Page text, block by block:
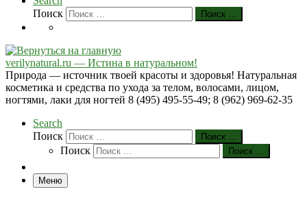
Поиск
Поиск …
verilynatural.ru — Истина в натуральном!
Природа — источник твоей красоты и здоровья! Натуральная
косметика и средства по ухода за телом, волосами, лицом,
ногтями, лаки для ногтей 8 (495) 495-55-49; 8 (962) 969-62-35
Search
Поиск
Поиск …
Поиск Поиск …
Меню